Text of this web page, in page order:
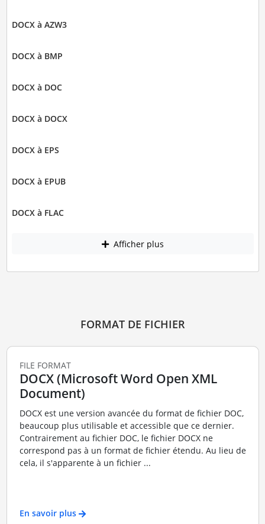
DOCX à AZW3
DOCX à BMP
DOCX à DOC
DOCX à DOCX
DOCX à EPS
DOCX à EPUB
DOCX à FLAC
Afficher plus
FORMAT DE FICHIER
FILE FORMAT
DOCX (Microsoft Word Open XML
Document)
DOCX est une version avancée du format de fichier DOC,
beaucoup plus utilisable et accessible que ce dernier.
Contrairement au fichier DOC, le fichier DOCX ne
correspond pas à un format de fichier étendu. Au lieu de
cela, il s'apparente à un fichier ...
En savoir plus